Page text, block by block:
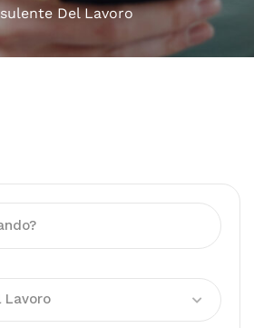
Del Lavoro
Lavoro